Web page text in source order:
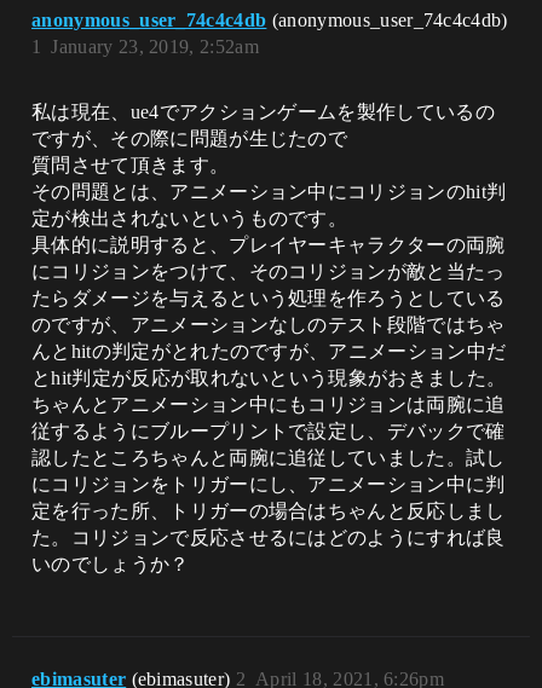
anonymous_user_74c4c4db (anonymous_user_74c4c4db)
January 23, 2019, 2:52am
1
私は現在、ue4でアクションゲームを製作しているの
ですが、その際に問題が生じたので
質問させて頂きます。
その問題とは、アニメーション中にコリジョンのhit判
定が検出されないというものです。
具体的に説明すると、プレイヤーキャラクターの両腕
にコリジョンをつけて、そのコリジョンが敵と当たっ
たらダメージを与えるという処理を作ろうとしている
のですが、アニメーションなしのテスト段階ではちゃ
んとhitの判定がとれたのですが、アニメーション中だ
とhit判定が反応が取れないという現象がおきました。
ちゃんとアニメーション中にもコリジョンは両腕に追
従するようにブループリントで設定し、デバックで確
認したところちゃんと両腕に追従していました。試し
にコリジョンをトリガーにし、アニメーション中に判
定を行った所、トリガーの場合はちゃんと反応しまし
た。コリジョンで反応させるにはどのようにすれば良
いのでしょうか？
ebimasuter (ebimasuter) April 18, 2021, 6:26pm
2